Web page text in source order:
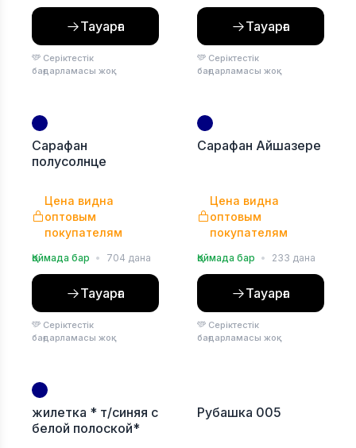
Тауарға
Серіктестік
бағдарламасы жоқ
Тауарға
Серіктестік
бағдарламасы жоқ
Сарафан
полусолнце
Цена видна
оптовым
покупателям
Қоймада бар • 704 дана
Тауарға
Серіктестік
бағдарламасы жоқ
Сарафан Айшазере
Цена видна
оптовым
покупателям
Қоймада бар • 233 дана
Тауарға
Серіктестік
бағдарламасы жоқ
жилетка * т/синяя с
белой полоской*
Рубашка 005